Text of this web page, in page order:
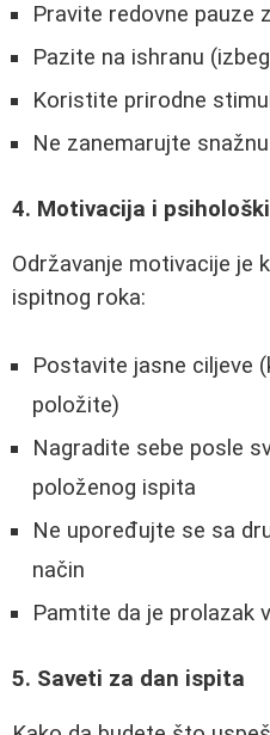
Pravite redovne pauze
Pazite na ishranu
Koristite prirodne
Ne zanemarujte
4. Motivacija i
Održavanje motivacije je
ispitnog roka:
Postavite jasne ciljeve
položite)
Nagradite sebe posle
položenog ispita
Ne upoređujte se sa
način
Pamtite da je prolazak
5. Saveti za dan ispita